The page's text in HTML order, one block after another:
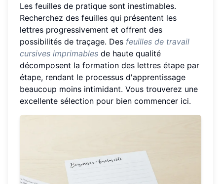
Les feuilles de pratique sont inestimables.
Recherchez des feuilles qui présentent les
lettres progressivement et offrent des
possibilités de traçage. Des feuilles de travail
cursives imprimables de haute qualité
décomposent la formation des lettres étape par
étape, rendant le processus d'apprentissage
beaucoup moins intimidant. Vous trouverez une
excellente sélection pour bien commencer ici.